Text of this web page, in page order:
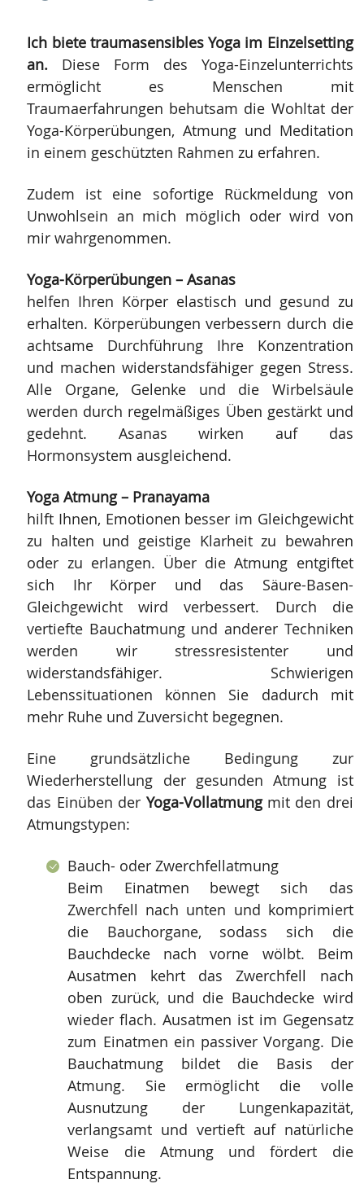
Ich biete traumasensibles Yoga im Einzelsetting
an. Diese Form des Yoga-Einzelunterrichts
ermöglicht es Menschen mit
Traumaerfahrungen behutsam die Wohltat der
Yoga-Körperübungen, Atmung und Meditation
in einem geschützten Rahmen zu erfahren.
Zudem ist eine sofortige Rückmeldung von
Unwohlsein an mich möglich oder wird von
mir wahrgenommen.
Yoga-Körperübungen – Asanas
helfen Ihren Körper elastisch und gesund zu
erhalten. Körperübungen verbessern durch die
achtsame Durchführung Ihre Konzentration
und machen widerstandsfähiger gegen Stress.
Alle Organe, Gelenke und die Wirbelsäule
werden durch regelmäßiges Üben gestärkt und
gedehnt. Asanas wirken auf das
Hormonsystem ausgleichend.
Yoga Atmung – Pranayama
hilft Ihnen, Emotionen besser im Gleichgewicht
zu halten und geistige Klarheit zu bewahren
oder zu erlangen. Über die Atmung entgiftet
sich Ihr Körper und das Säure-Basen-
Gleichgewicht wird verbessert. Durch die
vertiefte Bauchatmung und anderer Techniken
werden wir stressresistenter und
widerstandsfähiger. Schwierigen
Lebenssituationen können Sie dadurch mit
mehr Ruhe und Zuversicht begegnen.
Eine grundsätzliche Bedingung zur
Wiederherstellung der gesunden Atmung ist
das Einüben der Yoga-Vollatmung mit den drei
Atmungstypen:
Bauch- oder Zwerchfellatmung
Beim Einatmen bewegt sich das
Zwerchfell nach unten und komprimiert
die Bauchorgane, sodass sich die
Bauchdecke nach vorne wölbt. Beim
Ausatmen kehrt das Zwerchfell nach
oben zurück, und die Bauchdecke wird
wieder flach. Ausatmen ist im Gegensatz
zum Einatmen ein passiver Vorgang. Die
Bauchatmung bildet die Basis der
Atmung. Sie ermöglicht die volle
Ausnutzung der Lungenkapazität,
verlangsamt und vertieft auf natürliche
Weise die Atmung und fördert die
Entspannung.